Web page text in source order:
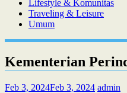
Lifestyle & Komunitas
Traveling & Leisure
Umum
Kementerian
Feb 3, 2024Feb 3, 2024 admin